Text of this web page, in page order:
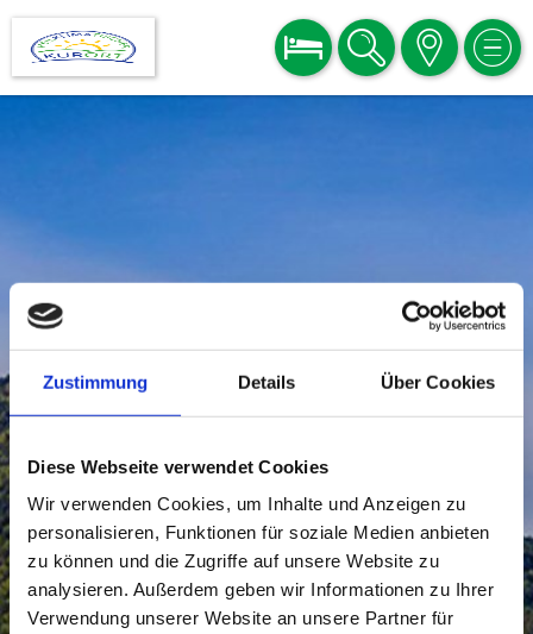
Zustimmung Details Über Cookies
Diese Webseite verwendet Cookies
Wir verwenden Cookies, um Inhalte und Anzeigen zu
personalisieren, Funktionen für soziale Medien anbieten
zu können und die Zugriffe auf unsere Website zu
analysieren. Außerdem geben wir Informationen zu Ihrer
Verwendung unserer Website an unsere Partner für
BUCHEN SUCHE KARTE MENÜ